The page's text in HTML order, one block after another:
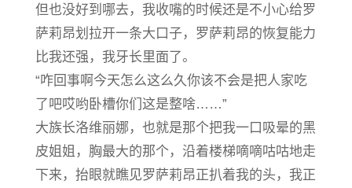
但也没好到哪去，我收嘴的时候还是不小心给罗
萨莉昂划拉开一条大口子，罗萨莉昂的恢复能力
比我还强，我牙长里面了。
“咋回事啊今天怎么这么久你该不会是把人家吃
了吧哎哟卧槽你们这是整啥……”
大族长洛维丽娜，也就是那个把我一口吸晕的黑
皮姐姐，胸最大的那个，沿着楼梯嘀嘀咕咕地走
下来，抬眼就瞧见罗萨莉昂正扒着我的头，我正